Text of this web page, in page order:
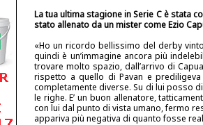
La tua ultima stagione in Serie C è stata
stato allenato da un mister come Ezio
«Ho un ricordo bellissimo del derby
quindi è un’immagine ancora più
trovare molto spazio, dall’arrivo di
rispetto a quello di Pavan e
completamente diverse. Su di lui posso
le righe. E’ un buon allenatore,
con lui dal punto di vista umano, fermo
appariva più negativa di quanto fosse